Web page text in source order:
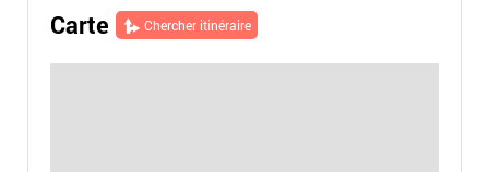
Carte Chercher itinéraire